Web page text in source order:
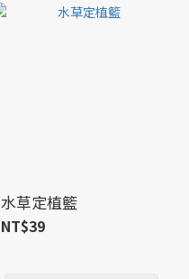
水草定植籃
NT$39